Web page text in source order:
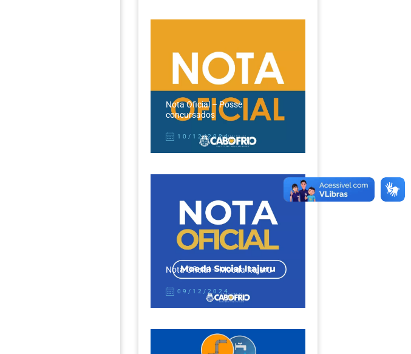
Nota Oficial – Posse
concursados
10/12/2024
Nota Oficial – Moeda Itajuru
09/12/2024